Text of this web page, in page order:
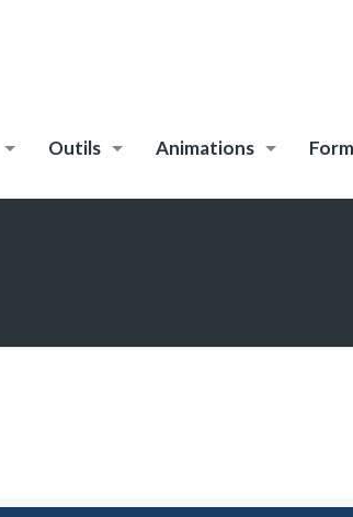
Outils Animations